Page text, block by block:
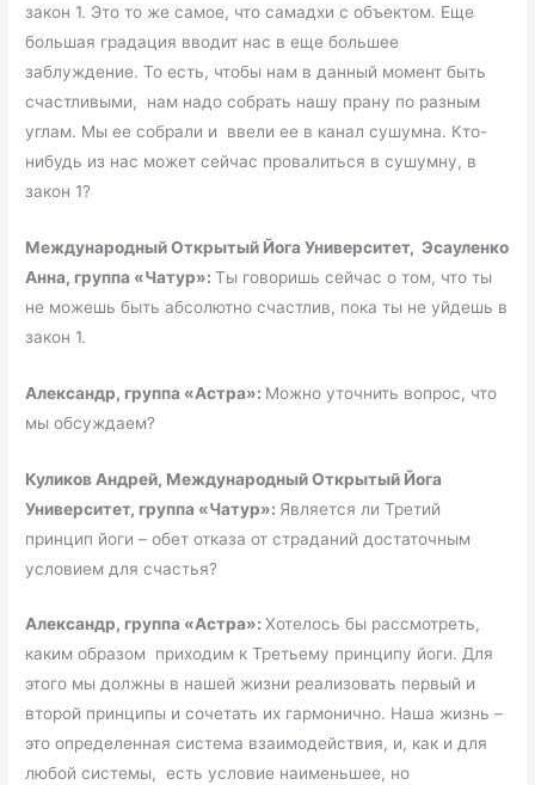
закон 1. Это то же самое, что самадхи с объектом. Еще
большая градация вводит нас в еще большее
заблуждение. То есть, чтобы нам в данный момент быть
счастливыми, нам надо собрать нашу прану по разным
углам. Мы ее собрали и ввели ее в канал сушумна. Кто-
нибудь из нас может сейчас провалиться в сушумну, в
закон 1?
Международный Открытый Йога Университет, Эсауленко
Анна, группа «Чатур»:Ты говоришь сейчас о том, что ты
не можешь быть абсолютно счастлив, пока ты не уйдешь в
закон 1.
Александр, группа «Астра»: Можно уточнить вопрос, что
мы обсуждаем?
Куликов Андрей, Международный Открытый Йога
Университет, группа «Чатур»: Является ли Третий
принцип йоги – обет отказа от страданий достаточным
условием для счастья?
Александр, группа «Астра»:Хотелось бы рассмотреть,
каким образом приходим к Третьему принципу йоги. Для
этого мы должны в нашей жизни реализовать первый и
второй принципы и сочетать их гармонично. Наша жизнь –
это определенная система взаимодействия, и, как и для
любой системы, есть условие наименьшее, но